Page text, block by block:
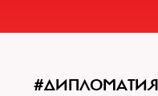
#ДИПЛОМАТИЯ